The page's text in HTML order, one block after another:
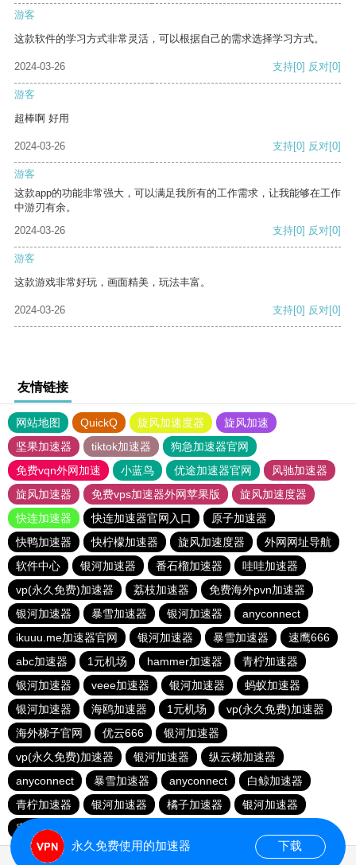
游客
这款软件的学习方式非常灵活，可以根据自己的需求选择学习方式。
2024-03-26 支持[0] 反对[0]
游客
超棒啊 好用
2024-03-26 支持[0] 反对[0]
游客
这款app的功能非常强大，可以满足我所有的工作需求，让我能够在工作
中游刃有余。
2024-03-26
支持[0] 反对[0]
游客
这款游戏非常好玩，画面精美，玩法丰富。
2024-03-26 支持[0] 反对[0]
友情链接
网站地图 QuickQ 旋风加速度器
旋风加速
坚果加速器
tiktok加速器
狗急加速器官网
免费vqn外网加速
小蓝鸟 优途加速器官网
风驰加速器
旋风加速器
免费vps加速器外网苹果版
旋风加速度器
快连加速器
快连加速器官网入口
原子加速器
快鸭加速器
快柠檬加速器 旋风加速度器
外网网址导航
软件中心
银河加速器 番石榴加速器
哇哇加速器
vp(永久免费)加速器
荔枝加速器
免费海外pvn加速器
银河加速器
暴雪加速器 银河加速器
anyconnect
ikuuu.me加速器官网
银河加速器 暴雪加速器
速鹰666
abc加速器
1元机场 hammer加速器
青柠加速器
银河加速器
veee加速器 银河加速器
蚂蚁加速器
银河加速器
海鸥加速器 1元机场
vp(永久免费)加速器
海外梯子官网
优云666
银河加速器
vp(永久免费)加速器
银河加速器
纵云梯加速器
anyconnect
暴雪加速器 anyconnect
白鲸加速器
青柠加速器
银河加速器 橘子加速器
银河加速器
蜜蜂加速器
永久免费使用的加速器 下载